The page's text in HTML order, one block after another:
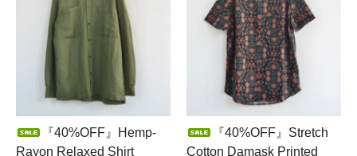
『40%OFF』Hemp-
Rayon Relaxed Shirt
『40%OFF』Stretch
Cotton Damask Printed